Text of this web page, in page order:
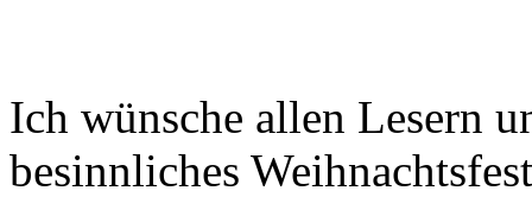
Ich wünsche allen Lesern
besinnliches